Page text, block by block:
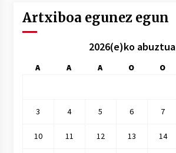
Artxiboa egunez egun
2026(e)ko abuztua
A A A O O
3 4 5 6 7
10 11 12 13 14